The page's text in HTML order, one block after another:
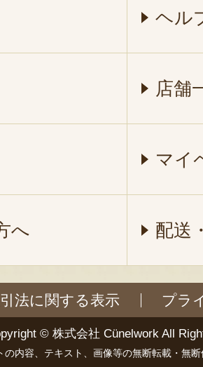
ヘル
店舗
マイ
へ 配送
法に関する表示 プラ
© 株式会社 Cünelwork All
の内容、テキスト、画像等の無断転載・無